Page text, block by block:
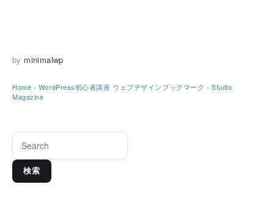
by minimalwp
Home › WordPress初心者講座 ウェブデザインブックマーク › Studio
Magazine
検索